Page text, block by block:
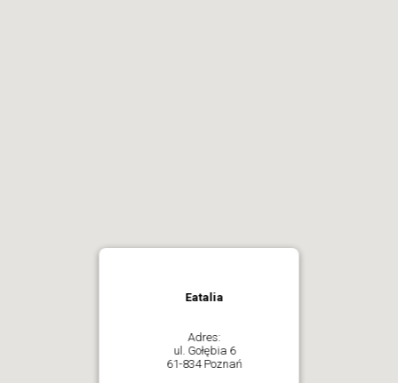
Eatalia
Adres:
ul. Gołębia 6
61-834 Poznań